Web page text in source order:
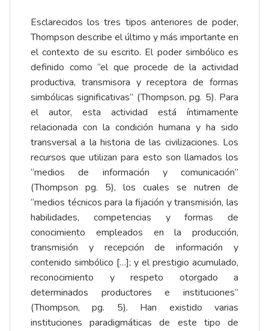
Esclarecidos los tres tipos anteriores de poder,
Thompson describe el último y más importante en
el contexto de su escrito. El poder simbólico es
definido como “el que procede de la actividad
productiva, transmisora y receptora de formas
simbólicas significativas” (Thompson, pg. 5). Para
el autor, esta actividad está íntimamente
relacionada con la condición humana y ha sido
transversal a la historia de las civilizaciones. Los
recursos que utilizan para esto son llamados los
“medios de información y comunicación”
(Thompson pg. 5), los cuales se nutren de
“medios técnicos para la fijación y transmisión, las
habilidades, competencias y formas de
conocimiento empleados en la producción,
transmisión y recepción de información y
contenido simbólico […]; y el prestigio acumulado,
reconocimiento y respeto otorgado a
determinados productores e instituciones”
(Thompson, pg. 5). Han existido varias
instituciones paradigmáticas de este tipo de